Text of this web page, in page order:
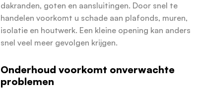
dakranden, goten en aansluitingen. Door snel te
handelen voorkomt u schade aan plafonds, muren,
isolatie en houtwerk. Een kleine opening kan anders
snel veel meer gevolgen krijgen.
Onderhoud voorkomt onverwachte
problemen